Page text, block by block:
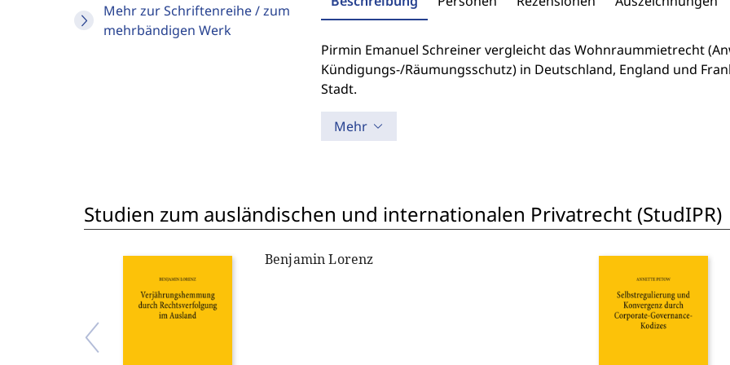
Mehr zur Schriftenreihe / zum
mehrbändigen Werk
Pirmin Emanuel Schreiner vergleicht das Wohnraummietrecht
Kündigungs-/Räumungsschutz) in Deutschland, England und
Stadt.
Mehr
Studien zum ausländischen und internationalen Privatrecht (StudIPR)
Benjamin Lorenz